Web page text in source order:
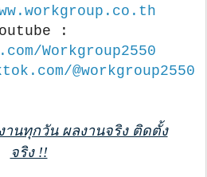
:
Workgroup2550
@workgroup2550
านทุกวัน ผลงานจริง ติดตั้ง
จริง !!